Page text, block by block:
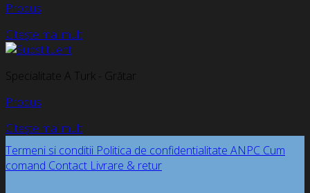
Produs
Citește mai mult
Specialitate A Turk - Grătar
Produs
Citește mai mult
Termeni si conditii Politica de confidentialitate ANPC Cum
comand Contact Livrare & retur